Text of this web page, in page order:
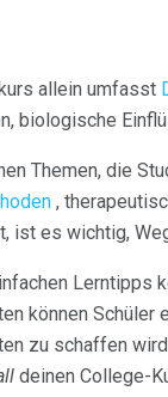
allein umfasst
biologische
Themen, die
,
ist es wichtig,
Lerntipps
können Schüler
zu schaffen
deinen College-